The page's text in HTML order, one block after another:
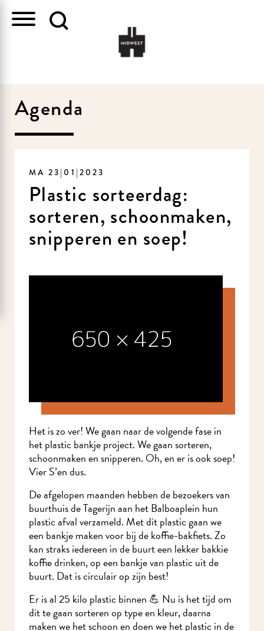
Agenda
MA 23|01|2023
Plastic sorteerdag:
sorteren, schoonmaken,
snipperen en soep!
Het is zo ver! We gaan naar de volgende fase in
het plastic bankje project. We gaan sorteren,
schoonmaken en snipperen. Oh, en er is ook soep!
Vier S’en dus.
De afgelopen maanden hebben de bezoekers van
buurthuis de Tagerijn aan het Balboaplein hun
plastic afval verzameld. Met dit plastic gaan we
een bankje maken voor bij de koffie-bakfiets. Zo
kan straks iedereen in de buurt een lekker bakkie
koffie drinken, op een bankje van plastic uit de
buurt. Dat is circulair op zijn best!
Er is al 25 kilo plastic binnen 💪 Nu is het tijd om
dit te gaan sorteren op type en kleur, daarna
maken we het schoon en doen we het plastic in de